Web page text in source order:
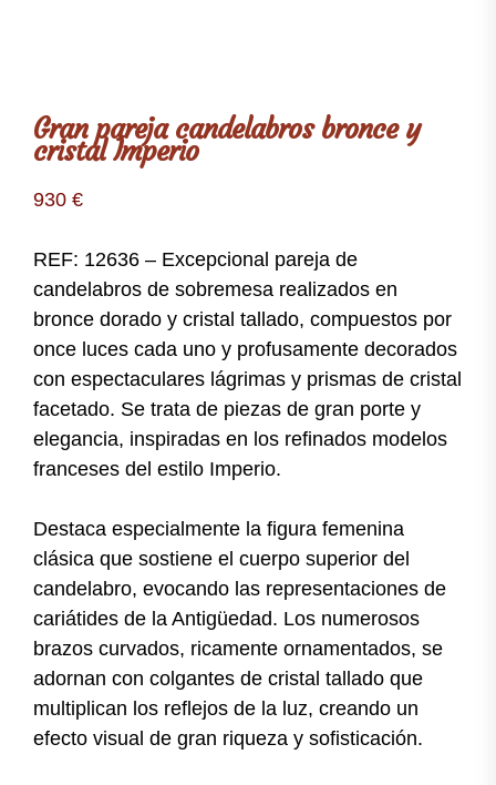
Gran pareja candelabros bronce y
cristal Imperio
930 €
REF: 12636 – Excepcional pareja de
candelabros de sobremesa realizados en
bronce dorado y cristal tallado, compuestos por
once luces cada uno y profusamente decorados
con espectaculares lágrimas y prismas de cristal
facetado. Se trata de piezas de gran porte y
elegancia, inspiradas en los refinados modelos
franceses del estilo Imperio.
Destaca especialmente la figura femenina
clásica que sostiene el cuerpo superior del
candelabro, evocando las representaciones de
cariátides de la Antigüedad. Los numerosos
brazos curvados, ricamente ornamentados, se
adornan con colgantes de cristal tallado que
multiplican los reflejos de la luz, creando un
efecto visual de gran riqueza y sofisticación.